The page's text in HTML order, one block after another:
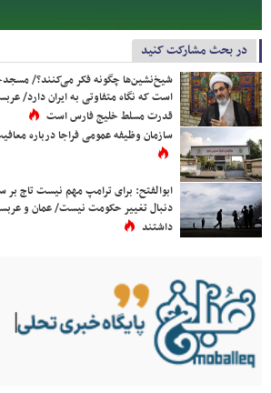
در بحث مشارکت کنید
شیخ‌نشین‌ها چگونه فکر می‌کنند؟/
است که نگاه متفاوتی به ایران دارد/
قدرت مسلط خلیج فارس است
سازمان وظیفه عمومی فراجا درباره
ابوالفتح: برای ترامپ مهم نیست تاج بر
دنبال تغییر حکومت نیست/ عمان و
داشتند